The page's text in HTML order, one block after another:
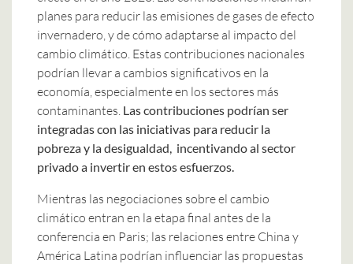
planes para reducir las emisiones de gases de efecto
invernadero, y de cómo adaptarse al impacto del
cambio climático. Estas contribuciones nacionales
podrían llevar a cambios significativos en la
economía, especialmente en los sectores más
contaminantes. Las contribuciones podrían ser
integradas con las iniciativas para reducir la
pobreza y la desigualdad, incentivando al sector
privado a invertir en estos esfuerzos.
Mientras las negociaciones sobre el cambio
climático entran en la etapa final antes de la
conferencia en Paris; las relaciones entre China y
América Latina podrían influenciar las propuestas